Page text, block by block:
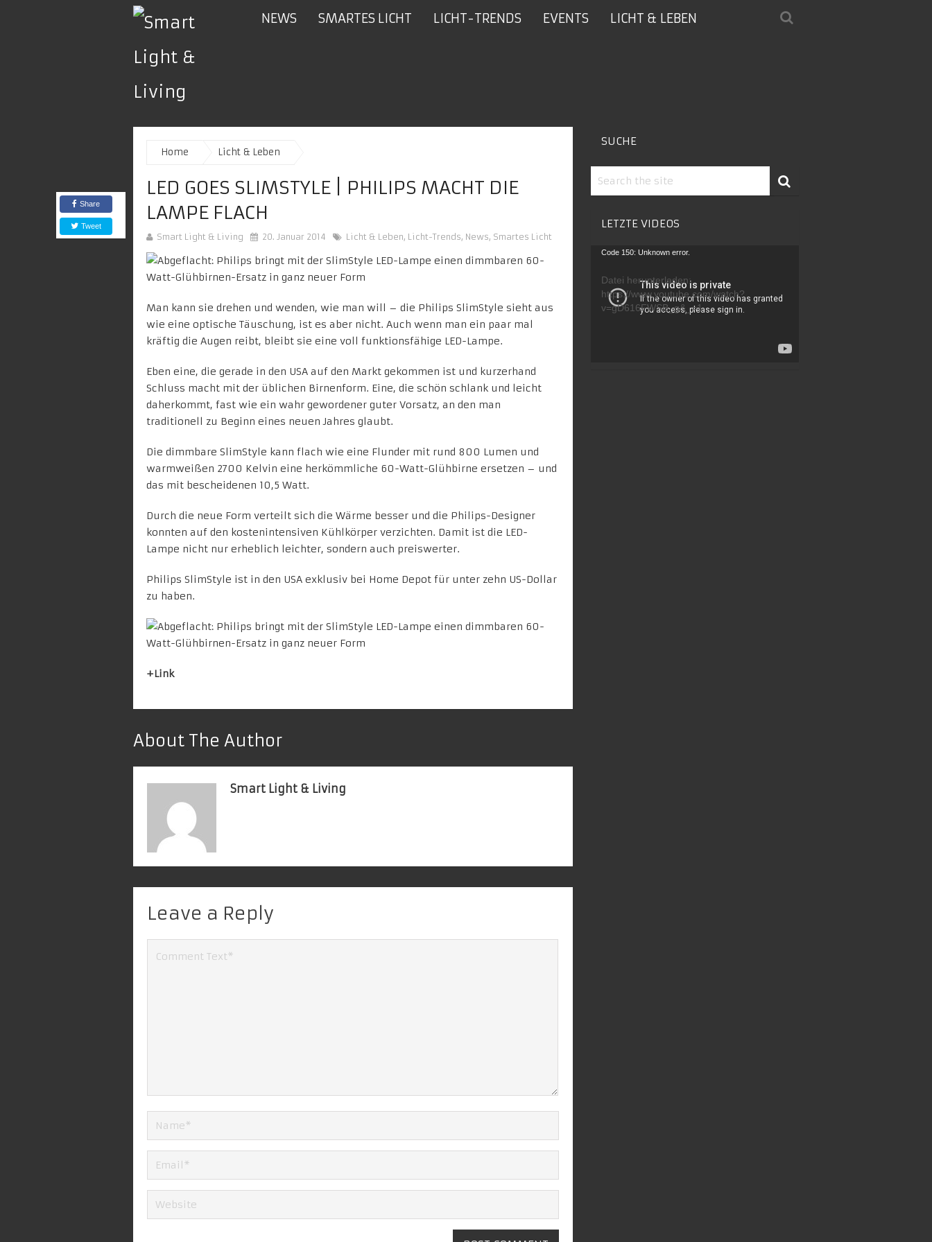
NEWS SMARTES LICHT LICHT-TRENDS EVENTS LICHT & LEBEN
Home Licht & Leben
LED GOES SLIMSTYLE | PHILIPS MACHT DIE
LAMPE FLACH
Smart Light & Living 20. Januar 2014 Licht & Leben, Licht-Trends, News, Smartes Licht
Share
Tweet
Man kann sie drehen und wenden, wie man will – die Philips SlimStyle sieht aus
wie eine optische Täuschung, ist es aber nicht. Auch wenn man ein paar mal
kräftig die Augen reibt, bleibt sie eine voll funktionsfähige LED-Lampe.
Eben eine, die gerade in den USA auf den Markt gekommen ist und kurzerhand
Schluss macht mit der üblichen Birnenform. Eine, die schön schlank und leicht
daherkommt, fast wie ein wahr gewordener guter Vorsatz, an den man
traditionell zu Beginn eines neuen Jahres glaubt.
Die dimmbare SlimStyle kann flach wie eine Flunder mit rund 800 Lumen und
warmweißen 2700 Kelvin eine herkömmliche 60-Watt-Glühbirne ersetzen – und
das mit bescheidenen 10,5 Watt.
Durch die neue Form verteilt sich die Wärme besser und die Philips-Designer
konnten auf den kostenintensiven Kühlkörper verzichten. Damit ist die LED-
Lampe nicht nur erheblich leichter, sondern auch preiswerter.
Philips SlimStyle ist in den USA exklusiv bei Home Depot für unter zehn US-Dollar
zu haben.
+Link
About The Author
Smart Light & Living
Leave a Reply
SUCHE
LETZTE VIDEOS
Video-
Code 150: Unknown error.
Datei herunterladen:
https://www.youtube.com/watch?
v=gD616FWSB_g&_=1